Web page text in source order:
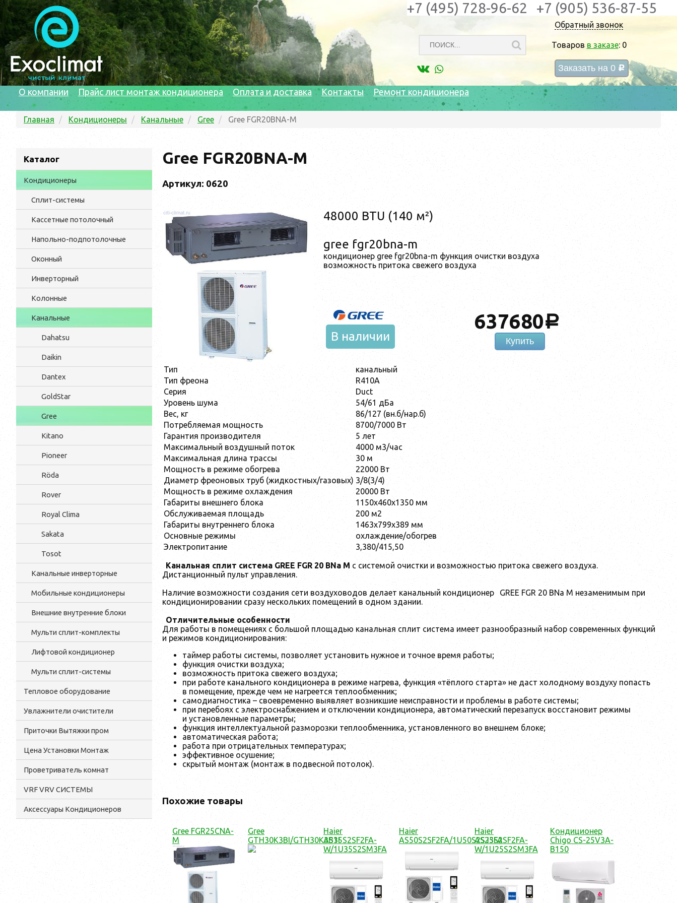
Обратный звонок
Товаров в заказе: 0
Заказать на 0 c
+7 (495) 728-96-62 +7 (905) 536-87-55
О компании Прайс лист монтаж кондиционера Оплата и доставка Контакты Ремонт кондиционера
Главная Кондиционеры Канальные Gree Gree FGR20BNA-M
Каталог
Кондиционеры
Сплит-системы
Кассетные потолочный
Напольно-подпотолочные
Оконный
Инверторный
Колонные
Канальные
Dahatsu
Daikin
Dantex
GoldStar
Gree
Kitano
Pioneer
Röda
Rover
Royal Clima
Sakata
Tosot
Канальные инверторные
Мобильные кондиционеры
Внешние внутренние блоки
Мульти cплит-комплекты
Лифтовой кондиционер
Мульти сплит-системы
Тепловое оборудование
Увлажнители очистители
Приточки Вытяжки пром
Цена Установки Монтаж
Проветриватель комнат
VRF VRV СИСТЕМЫ
Аксессуары Кондиционеров
Gree FGR20BNA-M
Артикул: 0620
48000 BTU (140 м²)
gree fgr20bna-m
кондиционер gree fgr20bna-m функция очистки воздуха
возможность притока свежего воздуха
637680a
Купить
В наличии
Тип
канальный
Тип фреона
R410A
Серия
Duct
Уровень шума
54/61 дБа
Вес, кг
86/127 (вн.б/нар.б)
Потребляемая мощность
8700/7000 Вт
Гарантия производителя
5 лет
Максимальный воздушный поток
4000 м3/час
Максимальная длина трассы
30 м
Мощность в режиме обогрева
22000 Вт
Диаметр фреоновых труб (жидкостных/газовых) 3/8(3/4)
Мощность в режиме охлаждения
20000 Вт
Габариты внешнего блока
1150х460х1350 мм
Обслуживаемая площадь
200 м2
Габариты внутреннего блока
1463х799х389 мм
Основные режимы
охлаждение/обогрев
Электропитание
3,380/415,50
Канальная сплит система GREE FGR 20 BNa M с системой очистки и возможностью притока свежего воздуха.
Дистанционный пульт управления.
Наличие возможности создания сети воздуховодов делает канальный кондиционер
GREE FGR 20 BNa M незаменимым при
кондиционировании сразу нескольких помещений в одном здании.
Отличительные особенности
Для работы в помещениях с большой площадью канальная сплит система имеет разнообразный набор современных функций
и режимов кондиционирования:
таймер работы системы, позволяет установить нужное и точное время работы;
функция очистки воздуха;
возможность притока свежего воздуха;
при работе канального кондиционера в режиме нагрева, функция «тёплого старта» не даст холодному воздуху попасть
в помещение, прежде чем не нагреется теплообменник;
самодиагностика – своевременно выявляет возникшие неисправности и проблемы в работе системы;
при перебоях с электроснабжением и отключении кондиционера, автоматический перезапуск восстановит режимы
и установленные параметры;
функция интеллектуальной разморозки теплообменника, установленного во внешнем блоке;
автоматическая работа;
работа при отрицательных температурах;
эффективное осушение;
скрытый монтаж (монтаж в подвесной потолок).
Похожие товары
Gree FGR25CNA-
M
Gree
GTH30K3BI/GTH30K3B1I
Haier
AS35S2SF2FA-
W/1U35S2SM3FA
Haier
AS50S2SF2FA/1U50S2SJ3FA
Haier
AS25S2SF2FA-
W/1U25S2SM3FA
Кондиционер
Chigo CS-25V3A-
B150